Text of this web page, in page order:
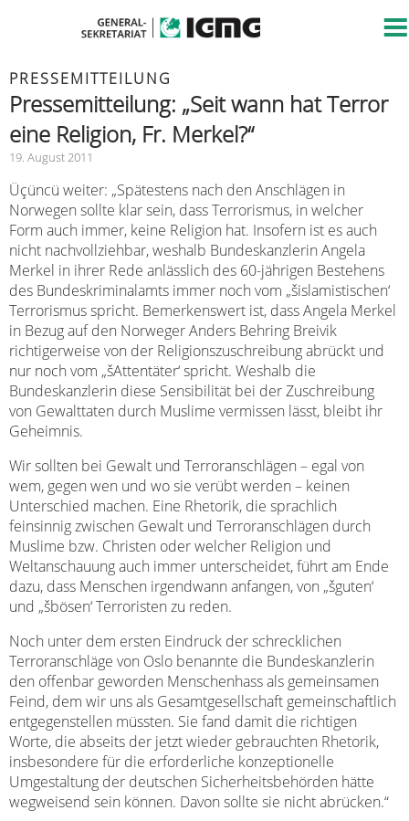
PRESSEMITTEILUNG
Pressemitteilung: „Seit wann hat Terror
eine Religion, Fr. Merkel?“
19. August 2011
Üçüncü weiter: „Spätestens nach den Anschlägen in
Norwegen sollte klar sein, dass Terrorismus, in welcher
Form auch immer, keine Religion hat. Insofern ist es auch
nicht nachvollziehbar, weshalb Bundeskanzlerin Angela
Merkel in ihrer Rede anlässlich des 60-jährigen Bestehens
des Bundeskriminalamts immer noch vom „šislamistischen‘
Terrorismus spricht. Bemerkenswert ist, dass Angela Merkel
in Bezug auf den Norweger Anders Behring Breivik
richtigerweise von der Religionszuschreibung abrückt und
nur noch vom „šAttentäter‘ spricht. Weshalb die
Bundeskanzlerin diese Sensibilität bei der Zuschreibung
von Gewalttaten durch Muslime vermissen lässt, bleibt ihr
Geheimnis.
Wir sollten bei Gewalt und Terroranschlägen – egal von
wem, gegen wen und wo sie verübt werden – keinen
Unterschied machen. Eine Rhetorik, die sprachlich
feinsinnig zwischen Gewalt und Terroranschlägen durch
Muslime bzw. Christen oder welcher Religion und
Weltanschauung auch immer unterscheidet, führt am Ende
dazu, dass Menschen irgendwann anfangen, von „šguten‘
und „šbösen‘ Terroristen zu reden.
Noch unter dem ersten Eindruck der schrecklichen
Terroranschläge von Oslo benannte die Bundeskanzlerin
den offenbar geworden Menschenhass als gemeinsamen
Feind, dem wir uns als Gesamtgesellschaft gemeinschaftlich
entgegenstellen müssten. Sie fand damit die richtigen
Worte, die abseits der jetzt wieder gebrauchten Rhetorik,
insbesondere für die erforderliche konzeptionelle
Umgestaltung der deutschen Sicherheitsbehörden hätte
wegweisend sein können. Davon sollte sie nicht abrücken.“